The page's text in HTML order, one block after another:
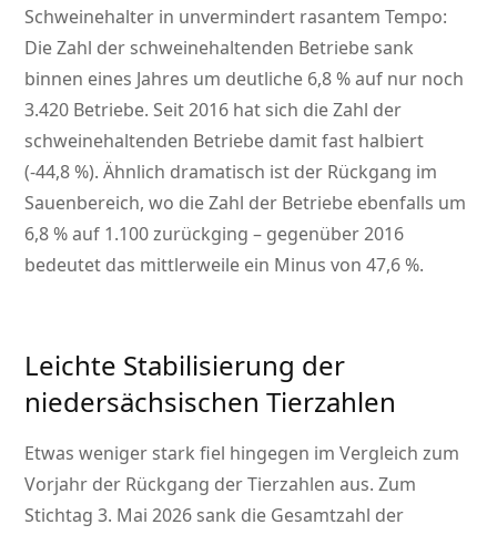
Schweinehalter in unvermindert rasantem Tempo:
Die Zahl der schweinehaltenden Betriebe sank
binnen eines Jahres um deutliche 6,8 % auf nur noch
3.420 Betriebe. Seit 2016 hat sich die Zahl der
schweinehaltenden Betriebe damit fast halbiert
(-44,8 %). Ähnlich dramatisch ist der Rückgang im
Sauenbereich, wo die Zahl der Betriebe ebenfalls um
6,8 % auf 1.100 zurückging – gegenüber 2016
bedeutet das mittlerweile ein Minus von 47,6 %.
Leichte Stabilisierung der
niedersächsischen Tierzahlen
Etwas weniger stark fiel hingegen im Vergleich zum
Vorjahr der Rückgang der Tierzahlen aus. Zum
Stichtag 3. Mai 2026 sank die Gesamtzahl der